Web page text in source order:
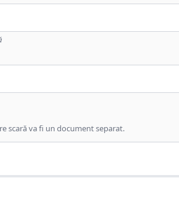
scară va fi un document separat.